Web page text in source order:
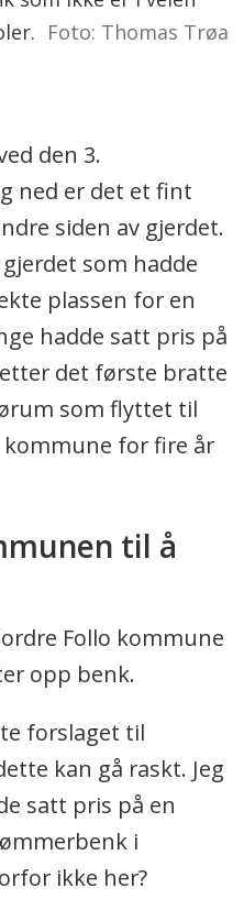
Foto: Thomas Trøa
den 3.
ned er det et fint
siden av gjerdet.
som hadde
plassen for en
hadde satt pris på
det første bratte
som flyttet til
for fire år
til å
Follo kommune
opp benk.
forslaget til
kan gå raskt. Jeg
satt pris på en
i
ikke her?